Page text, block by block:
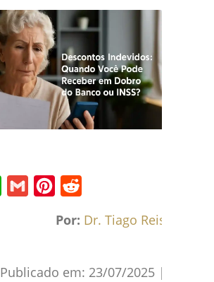
Por: Dr. Tiago Reis
Publicado em: 23/07/2025 |